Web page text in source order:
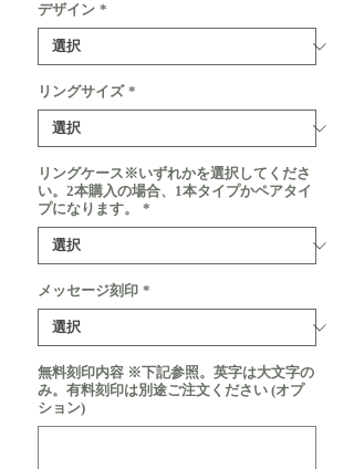
デザイン *
リングサイズ *
リングケース※いずれかを選択してくださ
い。2本購入の場合、1本タイプかペアタイ
プになります。
*
メッセージ刻印 *
無料刻印内容 ※下記参照。英字は大文字の
み。有料刻印は別途ご注文ください (オプ
ション)